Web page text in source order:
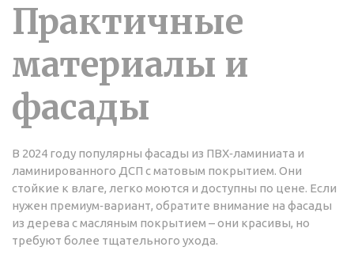
Практичные
материалы и
фасады
В 2024 году популярны фасады из ПВХ‑ламиниата и
ламинированного ДСП с матовым покрытием. Они
стойкие к влаге, легко моются и доступны по цене. Если
нужен премиум‑вариант, обратите внимание на фасады
из дерева с масляным покрытием – они красивы, но
требуют более тщательного ухода.